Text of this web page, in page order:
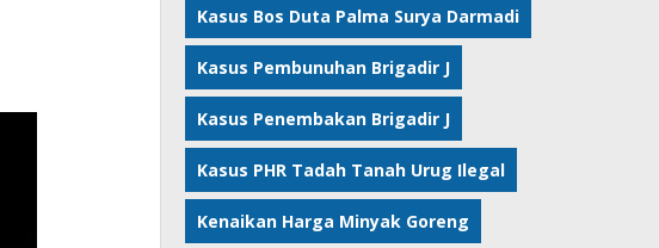
Kasus Bos Duta Palma Surya Darmadi
Kasus Pembunuhan Brigadir J
Kasus Penembakan Brigadir J
Kasus PHR Tadah Tanah Urug Ilegal
Kenaikan Harga Minyak Goreng